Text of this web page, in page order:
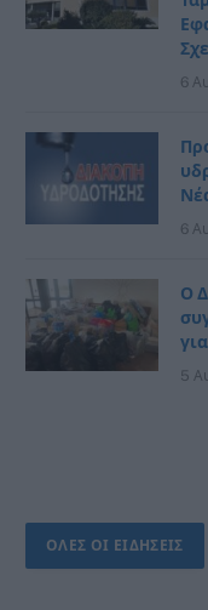
6
6
Ο
5
ΟΛΕΣ ΟΙ ΕΙΔΗΣΕΙΣ